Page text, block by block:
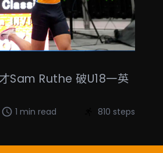
Sam Ruthe 破U18一英
1 min read 810 steps